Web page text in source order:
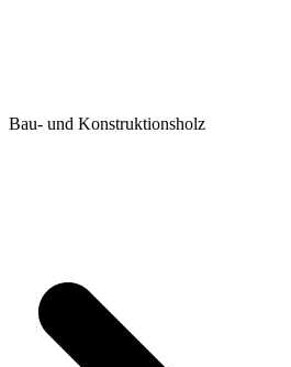
Bau- und Konstruktionsholz